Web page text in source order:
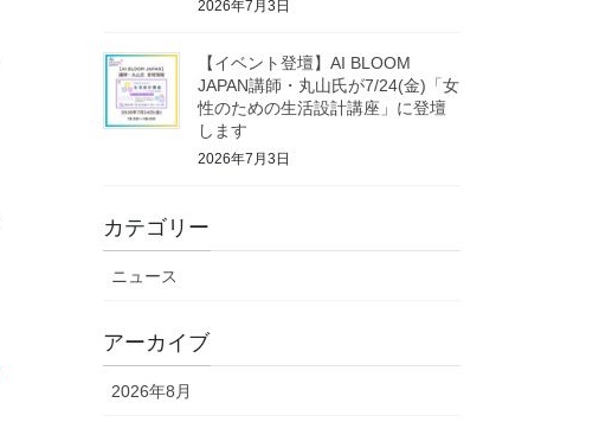
2026年7月3日
【イベント登壇】AI BLOOM
JAPAN講師・丸山氏が7/24(金)「女
性のための生活設計講座」に登壇
します
2026年7月3日
カテゴリー
ニュース
アーカイブ
2026年8月